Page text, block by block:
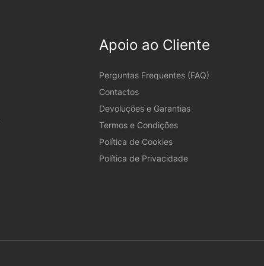
Apoio ao Cliente
Perguntas Frequentes (FAQ)
Contactos
Devoluções e Garantias
Termos e Condições
Política de Cookies
Política de Privacidade